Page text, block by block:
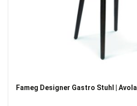
Fameg Designer Gastro Stuhl | Avola